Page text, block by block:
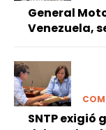
General
Venezuela,
SNTP